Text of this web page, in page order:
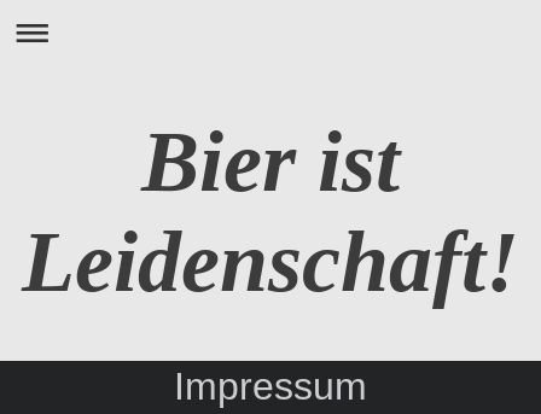
Bier ist
Leidenschaft!
Impressum